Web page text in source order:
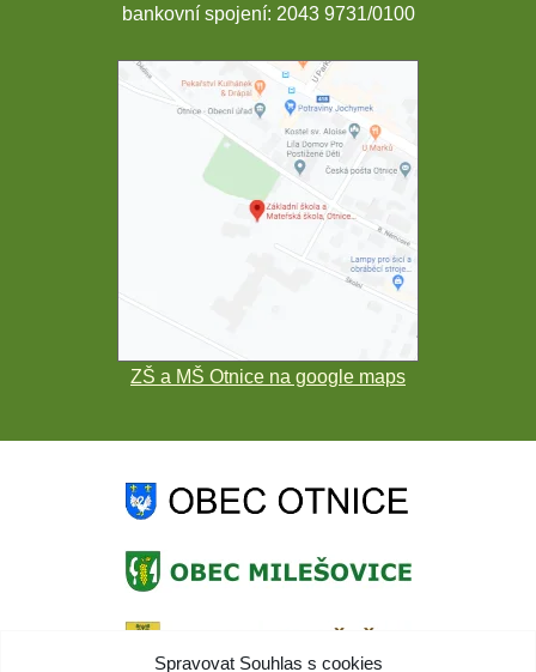
Spravovat Souhlas s cookies
bankovní spojení: 2043 9731/0100
ZŠ a MŠ Otnice na google maps